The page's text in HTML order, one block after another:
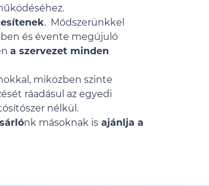
. Módszerünkkel
ben és évente megújuló
a szervezet minden
miközben szinte
ráadásul az egyedi
nélkül.
nk másoknak is ajánlja a